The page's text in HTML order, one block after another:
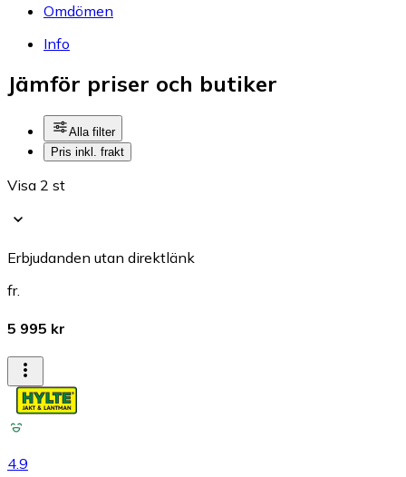
Omdömen
Info
Jämför priser och butiker
Alla filter
Pris inkl. frakt
Visa 2 st
Erbjudanden utan direktlänk
fr.
5 995 kr
4.9